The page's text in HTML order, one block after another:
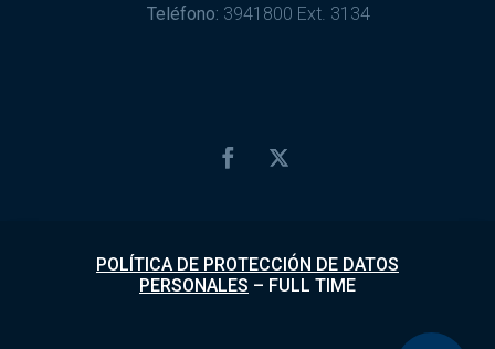
Teléfono: 3941800 Ext. 3134
POLÍTICA DE PROTECCIÓN DE DATOS
PERSONALES – FULL TIME